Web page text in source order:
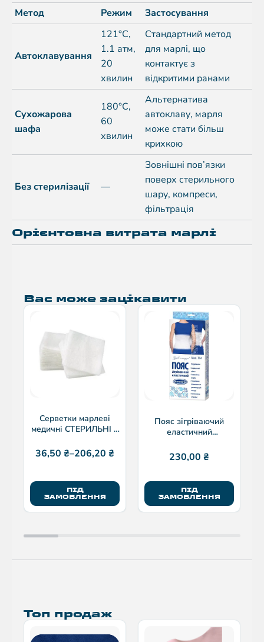
Метод Режим Застосування
Автоклавування
121°C,
1.1 атм,
20
хвилин
Стандартний метод
для марлі, що
контактує з
відкритими ранами
Сухожарова
шафа
180°C,
60
хвилин
Альтернатива
автоклаву, марля
може стати більш
крихкою
Без стерилізації —
Зовнішні пов’язки
поверх стерильного
шару, компреси,
фільтрація
Орієнтовна витрата марлі
Вас може зацікавити
Серветки марлеві
медичні СТЕРИЛЬНІ 8
36,50 ₴–206,20 ₴
ПІД
ЗАМОВЛЕННЯ
Пояс зігріваючий
еластичний
304)
230,00 ₴
ПІД
ЗАМОВЛЕННЯ
Топ продаж